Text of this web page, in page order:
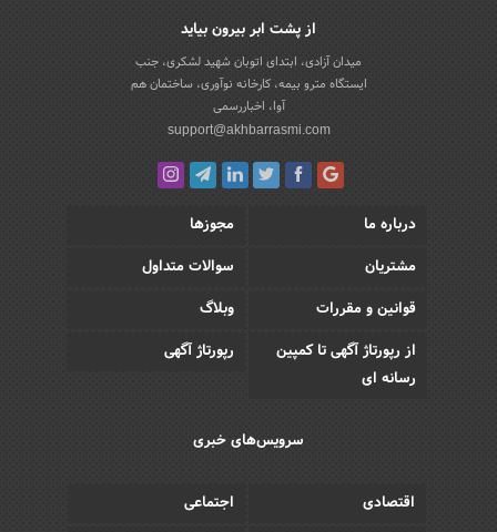
از پشت ابر بیرون بیاید
میدان آزادی، ابتدای اتوبان شهید لشکری، جنب
ایستگاه مترو بیمه، کارخانه نوآوری، ساختمان هم
آوا، اخباررسمی
support@akhbarrasmi.com
درباره ما
مجوزها
مشتریان
سوالات متداول
قوانین و مقررات
وبلاگ
از رپورتاژ آگهی تا کمپین
رسانه ای
رپورتاژ آگهی
سرویس‌های خبری
اقتصادی اجتماعی